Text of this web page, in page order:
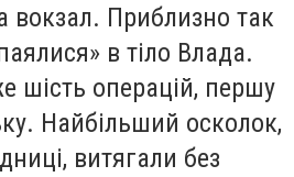
вокзал. Приблизно так
в тіло Влада.
шість операцій, першу
Найбільший осколок,
витягали без